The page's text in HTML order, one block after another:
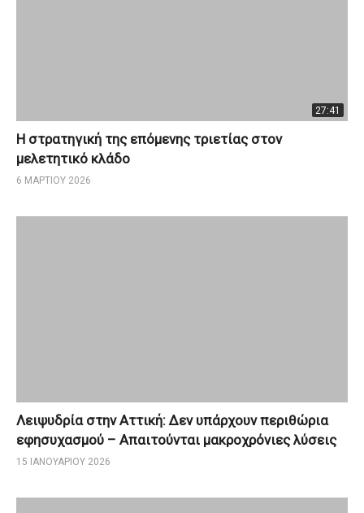
27:41
Η στρατηγική της επόμενης τριετίας στον
μελετητικό κλάδο
6 ΜΑΡΤΊΟΥ 2026
Λειψυδρία στην Αττική: Δεν υπάρχουν περιθώρια
εφησυχασμού – Απαιτούνται μακροχρόνιες λύσεις
15 ΙΑΝΟΥΑΡΊΟΥ 2026